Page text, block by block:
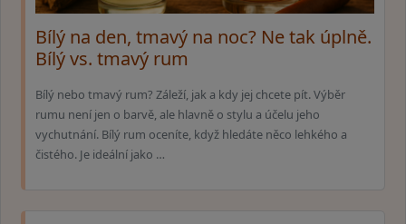
Bílý na den, tmavý na noc? Ne tak úplně.
Bílý vs. tmavý rum
Bílý nebo tmavý rum? Záleží, jak a kdy jej chcete pít. Výběr
rumu není jen o barvě, ale hlavně o stylu a účelu jeho
vychutnání. Bílý rum oceníte, když hledáte něco lehkého a
čistého. Je ideální jako …